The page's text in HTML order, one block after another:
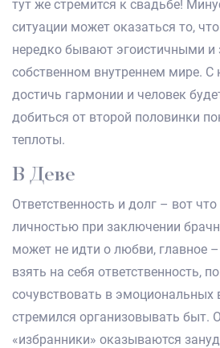
тут же стремится к свадьбе!
ситуации может оказаться то,
нередко бывают эгоистичными и
собственном внутреннем мире.
достичь гармонии и человек
добиться от второй половинки
теплоты.
В Деве
Ответственность и долг – вот
личностью при заключении
может не идти о любви, главное
взять на себя ответственность,
сочувствовать в эмоциональных
стремился организовывать быт.
«избранники» оказываются